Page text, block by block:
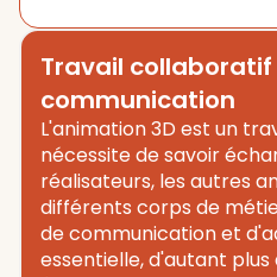
Travail
communication
L'animation 3D est un
nécessite de savoir
réalisateurs, les autres
différents corps de
de communication et
essentielle, d'autant